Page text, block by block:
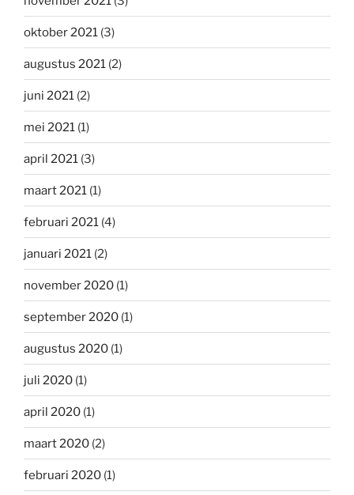
oktober 2021 (3)
augustus 2021 (2)
juni 2021 (2)
mei 2021 (1)
april 2021 (3)
maart 2021 (1)
februari 2021 (4)
januari 2021 (2)
november 2020 (1)
september 2020 (1)
augustus 2020 (1)
juli 2020 (1)
april 2020 (1)
maart 2020 (2)
februari 2020 (1)